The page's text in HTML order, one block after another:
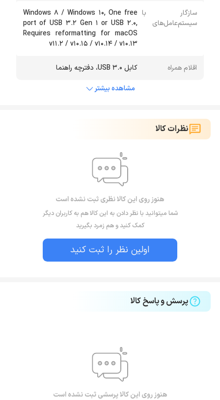
سازگار با
سیستم‌عامل‌های
Windows 8 / Windows 10, One free
port of USB 3.2 Gen 1 or USB 2.0,
Requires reformatting for macOS
v11.2 / v10.15 / v10.14 / v10.13
اقلام همراه
کابل USB 3.0، دفترچه راهنما
مشاهده بیشتر
نظرات کالا
هنوز روی این کالا نظری ثبت نشده است
شما میتوانید با نظر دادن به این کالا هم به کاربران دیگر
کمک کنید و هم زمرد بگیرید
اولین نظر را ثبت کنید
پرسش و پاسخ کالا
هنوز روی این کالا پرسشی ثبت نشده است